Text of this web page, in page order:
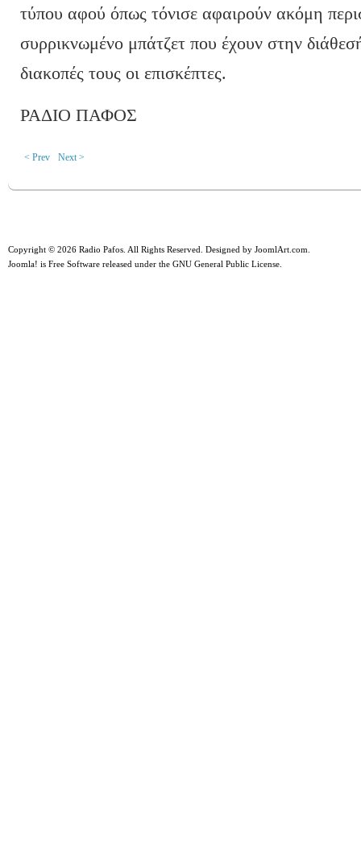
τύπου αφού όπως τόνισε αφαιρούν ακόμη
συρρικνωμένο μπάτζετ που έχουν στην
διακοπές τους οι επισκέπτες.
ΡΑΔΙΟ ΠΑΦΟΣ
< Prev Next >
Copyright © 2026 Radio Pafos. All Rights Reserved. Designed by JoomlArt.com
Joomla! is Free Software released under the GNU General Public License.